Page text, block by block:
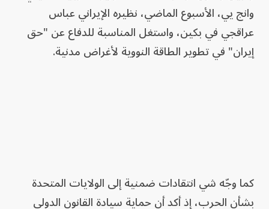
وانج يي، الأسبوع الماضي، نظيره الإيراني عباس
عراقجي في بكين، واستغل المناسبة للدفاع عن "حق
إيران" في تطوير الطاقة النووية لأغراض مدنية.
كما وجّه شي انتقادات ضمنية إلى الولايات المتحدة
بشأن الحرب، إذ أكد أن حماية سيادة القانون الدولي